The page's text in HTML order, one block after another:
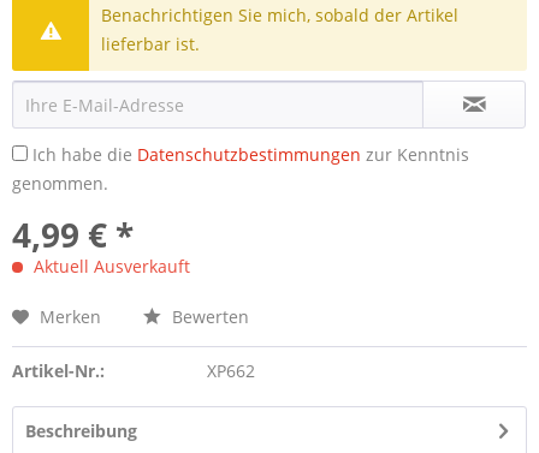
Benachrichtigen Sie mich, sobald der Artikel
lieferbar ist.
Ich habe die Datenschutzbestimmungen zur Kenntnis
genommen.
4,99 € *
Aktuell Ausverkauft
Merken Bewerten
Artikel-Nr.: XP662
Beschreibung